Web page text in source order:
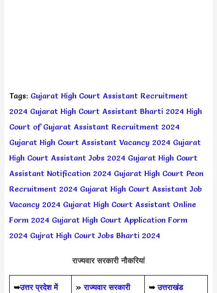
Tags: Gujarat High Court Assistant Recruitment
2024 Gujarat High Court Assistant Bharti 2024 High
Court of Gujarat Assistant Recruitment 2024
Gujarat High Court Assistant Vacancy 2024 Gujarat
High Court Assistant Jobs 2024 Gujarat High Court
Assistant Notification 2024 Gujarat High Court Peon
Recruitment 2024 Gujarat High Court Assistant Job
Vacancy 2024 Gujarat High Court Assistant Online
Form 2024 Gujarat High Court Application Form
2024 Gujrat High Court Jobs Bharti 2024
राज्यवार सरकारी नौकरियां
➥उत्तर प्रदेश में
»राज्यवार सरकारी
➥ उत्तराखंड